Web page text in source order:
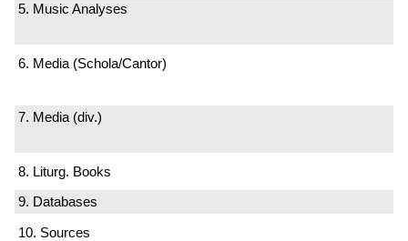
5. Music Analyses
6. Media (Schola/Cantor)
7. Media (div.)
8. Liturg. Books
9. Databases
10. Sources